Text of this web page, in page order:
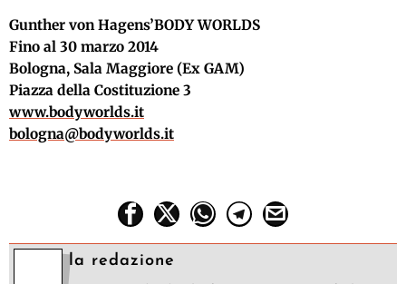
Gunther von Hagens’BODY WORLDS
Fino al 30 marzo 2014
Bologna, Sala Maggiore (Ex GAM)
Piazza della Costituzione 3
www.bodyworlds.it
bologna@bodyworlds.it
la redazione